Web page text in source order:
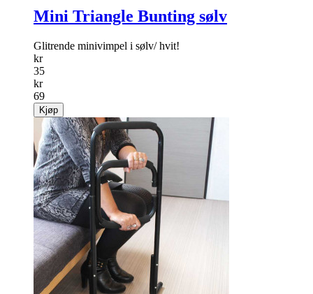
Mini Triangle Bunting sølv
Glitrende minivimpel i sølv/ hvit!
kr
35
kr
69
Kjøp